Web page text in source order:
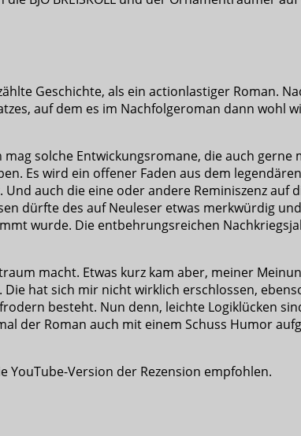
Geschichte, als ein actionlastiger Roman.
auf dem es im Nachfolgeroman dann wohl
solche Entwickungsromane, die auch
Es wird ein offener Faden aus dem
auch die eine oder andere Reminiszenz auf
dürfte des auf Neuleser etwas merkwürdig
wurde. Die entbehrungsreichen
macht. Etwas kurz kam aber, meiner
hat sich mir nicht wirklich erschlossen,
besteht. Nun denn, leichte Logiklücken
der Roman auch mit einem Schuss Humor
Version der Rezension empfohlen.